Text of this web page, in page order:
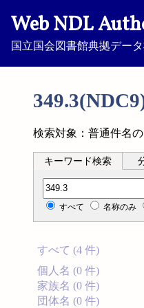
Web NDL
国立国会図書館典拠デー
検索対象：普通件名の
キーワード検索
分類記号検索
すべて 名称のみ
すべて (4 件)
個人名 (0 件)
家族名 (0 件)
団体名 (0 件)